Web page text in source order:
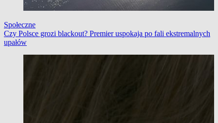
Społeczne
Czy Polsce grozi blackout? Premier uspokaja po fali ekstremalnych
upałów